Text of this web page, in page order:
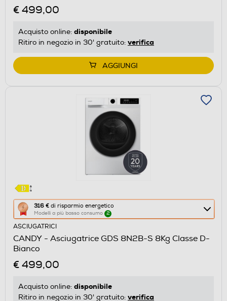
di
energetico
Youreko.
€ 499,00
Acquisto online: disponibile
Ritiro in negozio in 30' gratuito: verifica
AGGIUNGI
316 € di risparmio energetico
Modelli a più basso consumo 2
Questa
azione
aprirà
il
Calcolatore
di
energetico
ASCIUGATRICI
CANDY - Asciugatrice GDS 8N2B-S 8Kg Classe D-
Bianco
€ 499,00
Acquisto online: disponibile
Ritiro in negozio in 30' gratuito: verifica